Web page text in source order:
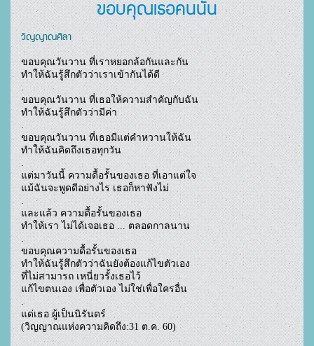
ขอบคุณเธอคนนั้น
วิญญาณศิลา
ขอบคุณวันวาน ที่เราหยอกล้อกันและกัน
ทำให้ฉันรู้สึกตัวว่าเราเข้ากันได้ดี
.
ขอบคุณวันวาน ที่เธอให้ความสำคัญกับฉัน
ทำให้ฉันรู้สึกตัวว่ามีค่า
.
ขอบคุณวันวาน ที่เธอมีแต่คำหวานให้ฉัน
ทำให้ฉันคิดถึงเธอทุกวัน
.
แต่มาวันนี้ ความดื้อรั้นของเธอ ที่เอาแต่ใจ
แม้ฉันจะพูดดีอย่างไร เธอก็หาฟังไม่
.
และแล้ว ความดื้อรั้นของเธอ
ทำให้เรา ไม่ได้เจอเธอ ... ตลอดกาลนาน
.
ขอบคุณความดื้อรั้นของเธอ
ทำให้ฉันรู้สึกตัวว่าฉันยังต้องแก้ไขตัวเอง
ที่ไม่สามารถ เหนี่ยวรั้งเธอไว้
แก้ไขตนเอง เพื่อตัวเอง ไม่ใช่เพื่อใครอื่น
.
แด่เธอ ผู้เป็นนิรันดร์
(วิญญาณแห่งความคิดถึง:31 ต.ค. 60)